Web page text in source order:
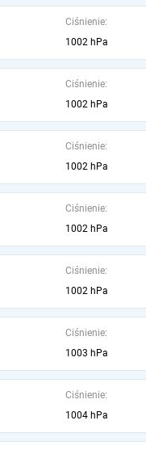
Ciśnienie:
1002 hPa
Ciśnienie:
1002 hPa
Ciśnienie:
1002 hPa
Ciśnienie:
1002 hPa
Ciśnienie:
1002 hPa
Ciśnienie:
1003 hPa
Ciśnienie:
1004 hPa